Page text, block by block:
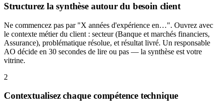
Structurez la synthèse autour du besoin client
Ne commencez pas par "X années d'expérience en…". Ouvrez avec
le contexte métier du client : secteur (Banque et marchés financiers,
Assurance), problématique résolue, et résultat livré. Un responsable
AO décide en 30 secondes de lire ou pas — la synthèse est votre
vitrine.
2
Contextualisez chaque compétence technique